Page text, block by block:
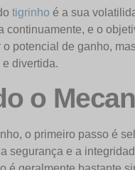
tigrinho é a sua
continuamente, e o
potencial de ganho,
divertida.
o
o primeiro passo é
segurança e a